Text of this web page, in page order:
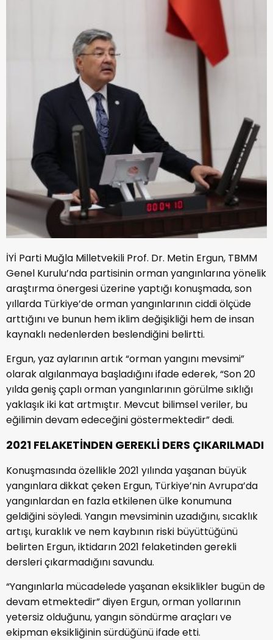
İYİ Parti Muğla Milletvekili Prof. Dr. Metin Ergun, TBMM
Genel Kurulu’nda partisinin orman yangınlarına yönelik
araştırma önergesi üzerine yaptığı konuşmada, son
yıllarda Türkiye’de orman yangınlarının ciddi ölçüde
arttığını ve bunun hem iklim değişikliği hem de insan
kaynaklı nedenlerden beslendiğini belirtti.
Ergun, yaz aylarının artık “orman yangını mevsimi”
olarak algılanmaya başladığını ifade ederek, “Son 20
yılda geniş çaplı orman yangınlarının görülme sıklığı
yaklaşık iki kat artmıştır. Mevcut bilimsel veriler, bu
eğilimin devam edeceğini göstermektedir” dedi.
2021 FELAKETİNDEN GEREKLİ DERS ÇIKARILMADI
Konuşmasında özellikle 2021 yılında yaşanan büyük
yangınlara dikkat çeken Ergun, Türkiye’nin Avrupa’da
yangınlardan en fazla etkilenen ülke konumuna
geldiğini söyledi. Yangın mevsiminin uzadığını, sıcaklık
artışı, kuraklık ve nem kaybının riski büyüttüğünü
belirten Ergun, iktidarın 2021 felaketinden gerekli
dersleri çıkarmadığını savundu.
“Yangınlarla mücadelede yaşanan eksiklikler bugün de
devam etmektedir” diyen Ergun, orman yollarının
yetersiz olduğunu, yangın söndürme araçları ve
ekipman eksikliğinin sürdüğünü ifade etti.